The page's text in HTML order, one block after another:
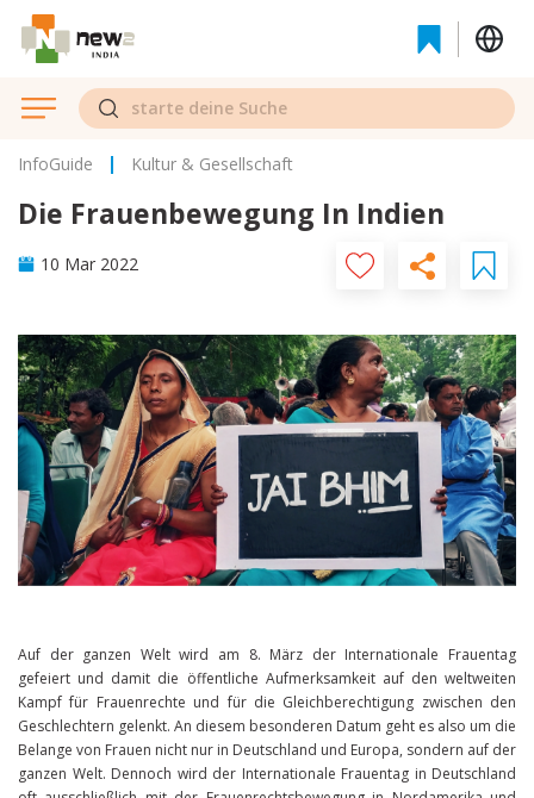
InfoGuide Kultur & Gesellschaft
Die Frauenbewegung In Indien
10 Mar 2022
Auf der ganzen Welt wird am 8. März der Internationale Frauentag
gefeiert und damit die öffentliche Aufmerksamkeit auf den weltweiten
Kampf für Frauenrechte und für die Gleichberechtigung zwischen den
Geschlechtern gelenkt. An diesem besonderen Datum geht es also um die
Belange von Frauen nicht nur in Deutschland und Europa, sondern auf der
ganzen Welt. Dennoch wird der Internationale Frauentag in Deutschland